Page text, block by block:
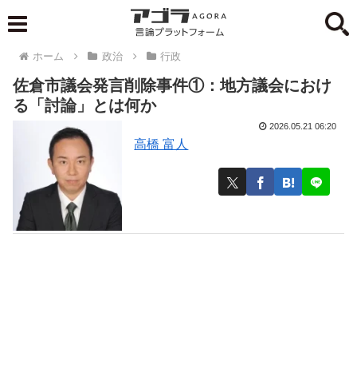
ホーム 政治 行政
佐倉市議会発言削除事件①：地方議会におけ
る「討論」とは何か
高橋 富人
2026.05.21 06:20